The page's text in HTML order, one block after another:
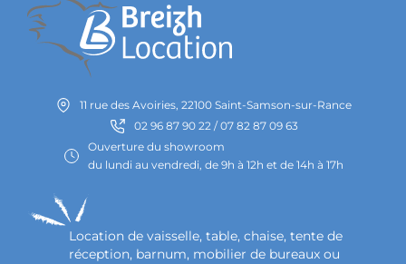
11 rue des Avoiries, 22100 Saint-Samson-sur-Rance
02 96 87 90 22 / 07 82 87 09 63
Ouverture du showroom
du lundi au vendredi, de 9h à 12h et de 14h à 17h
Location de vaisselle, table, chaise, tente de
réception, barnum, mobilier de bureaux ou